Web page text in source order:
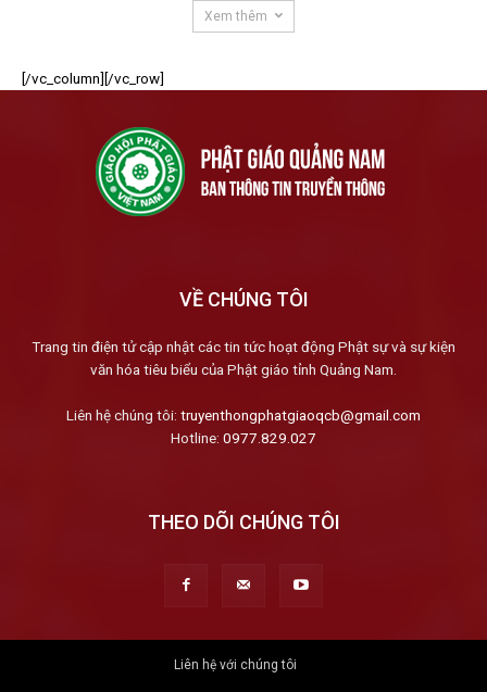
Xem thêm
[/vc_column][/vc_row]
VỀ CHÚNG TÔI
Trang tin điện tử cập nhật các tin tức hoạt động Phật sự và sự kiện
văn hóa tiêu biểu của Phật giáo tỉnh Quảng Nam.
Liên hệ chúng tôi: truyenthongphatgiaoqcb@gmail.com
Hotline: 0977.829.027
THEO DÕI CHÚNG TÔI
Liên hệ với chúng tôi